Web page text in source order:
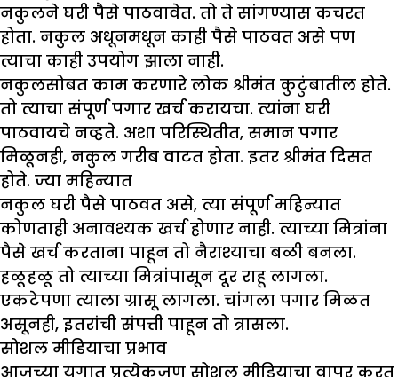
नकुलने घरी पैसे पाठवावेत. तो ते सांगण्यास कचरत
होता. नकुल अधूनमधून काही पैसे पाठवत असे पण
त्याचा काही उपयोग झाला नाही.
नकुलसोबत काम करणारे लोक श्रीमंत कुटुंबातील होते.
तो त्याचा संपूर्ण पगार खर्च करायचा. त्यांना घरी
पाठवायचे नव्हते. अशा परिस्थितीत, समान पगार
मिळूनही, नकुल गरीब वाटत होता. इतर श्रीमंत दिसत
होते. ज्या महिन्यात
नकुल घरी पैसे पाठवत असे, त्या संपूर्ण महिन्यात
कोणताही अनावश्यक खर्च होणार नाही. त्याच्या मित्रांना
पैसे खर्च करताना पाहून तो नैराश्याचा बळी बनला.
हळूहळू तो त्याच्या मित्रांपासून दूर राहू लागला.
एकटेपणा त्याला ग्रासू लागला. चांगला पगार मिळत
असूनही, इतरांची संपत्ती पाहून तो त्रासला.
सोशल मीडियाचा प्रभाव
आजच्या युगात प्रत्येकजण सोशल मीडियाचा वापर करत